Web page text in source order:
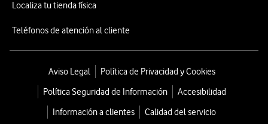
Localiza tu tienda física
Teléfonos de atención al cliente
Aviso Legal
Política de Privacidad y Cookies
Política Seguridad de Información
Accesibilidad
Información a clientes
Calidad del servicio